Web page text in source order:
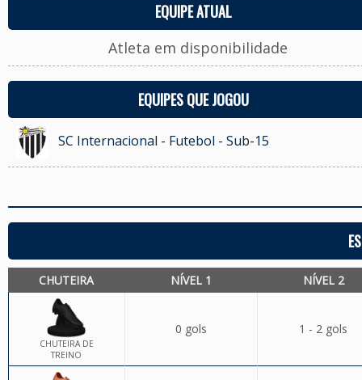
EQUIPE ATUAL
Atleta em disponibilidade
EQUIPES QUE JOGOU
SC Internacional - Futebol - Sub-15
CHUTEIRA NÍVEL 1 NÍVEL 2
CHUTEIRA DE
TREINO
0 gols 1 - 2 gols